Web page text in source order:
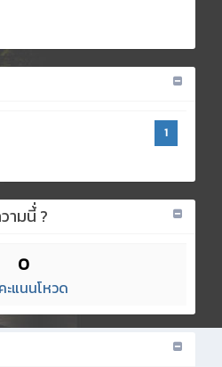
1
ามนี้่ ?
0
แนนโหวด